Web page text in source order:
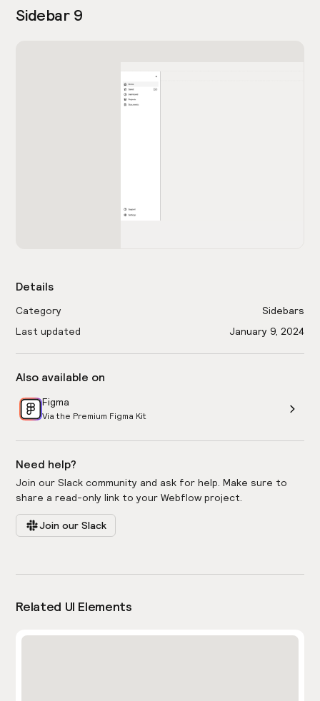
Sidebar 9
Details
Category
Sidebars
Last updated
January 9, 2024
Also available on
Figma
Via the Premium Figma Kit
Need help?
Join our Slack community and ask for help. Make sure to
share a read-only link to your Webflow project.
Join our Slack
Related UI Elements